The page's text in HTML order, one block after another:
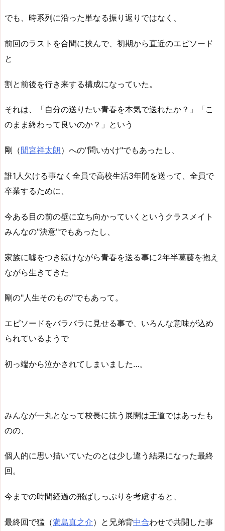
でも、時系列に沿った単なる振り返りではなく、
前回のラストを合間に挟んで、初期から直近のエピソード
と
割と前後を行き来する構成になっていた。
それは、「自分の送りたい青春を本気で送れたか？」「こ
のまま終わって良いのか？」という
剛（間宮祥太朗）への"問いかけ"でもあったし、
誰1人欠ける事なく全員で高校生活3年間を送って、全員で
卒業するために、
今ある目の前の壁に立ち向かっていくというクラスメイト
みんなの"決意"でもあったし、
家族に嘘をつき続けながら青春を送る事に2年半葛藤を抱え
ながら生きてきた
剛の"人生そのもの"でもあって。
エピソードをバラバラに見せる事で、いろんな意味が込め
られているようで
初っ端から泣かされてしまいました…。
みんなが一丸となって校長に抗う展開は王道ではあったも
のの、
個人的に思い描いていたのとは少し違う結果になった最終
回。
今までの時間経過の飛ばしっぷりを考慮すると、
最終回で猛（満島真之介）と兄弟背中合わせで共闘した事